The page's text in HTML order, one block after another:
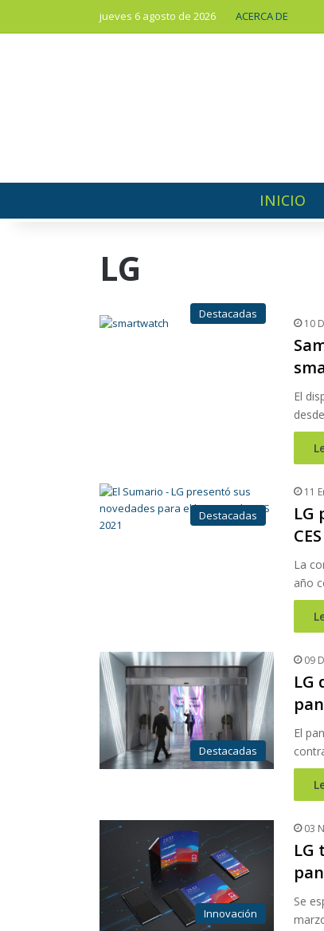
jueves 6 agosto de 2026 ACERCA DE
INICIO
LG
Destacadas
10
El
Destacadas
11
LG
La
año
Destacadas
09
LG
El
Innovación
03
LG
Se